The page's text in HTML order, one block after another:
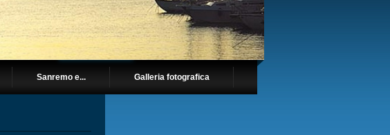
Sanremo e... Galleria fotografica